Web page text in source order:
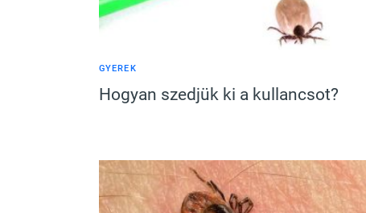
GYEREK
Hogyan szedjük ki a kullancsot?